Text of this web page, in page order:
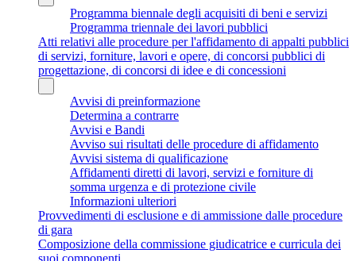
Programma biennale degli acquisiti di beni e servizi
Programma triennale dei lavori pubblici
Atti relativi alle procedure per l'affidamento di appalti pubblici
di servizi, forniture, lavori e opere, di concorsi pubblici di
progettazione, di concorsi di idee e di concessioni
Avvisi di preinformazione
Determina a contrarre
Avvisi e Bandi
Avviso sui risultati delle procedure di affidamento
Avvisi sistema di qualificazione
Affidamenti diretti di lavori, servizi e forniture di
somma urgenza e di protezione civile
Informazioni ulteriori
Provvedimenti di esclusione e di ammissione dalle procedure
di gara
Composizione della commissione giudicatrice e curricula dei
suoi componenti